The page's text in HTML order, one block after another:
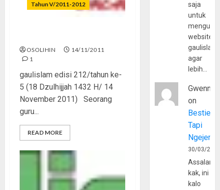
Tahun V/2011-2012
OSOLIHIN
14/11/2011
1
gaulislam edisi 212/tahun ke-
5 (18 Dzulhijjah 1432 H/ 14
November 2011) Seorang
guru...
READ MORE
saja
untuk
website
agar
lebih…
Gwenny
on
Bestie
Tapi
30/03/
kak, ini
kalo